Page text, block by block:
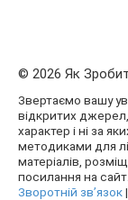
© 2026 Як
Звертаємо вашу
відкритих
характер і ні за
методиками для
матеріалів,
посилання на сайт.
Зворотній зв’язок|